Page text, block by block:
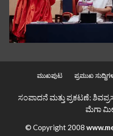
ಮುಖಪುಟ ಪ್ರಮುಖ
ಸಂಪಾದನೆ ಮತ್ತು ಪ್ರಕಟಣೆ:
ಮೆಗಾ
© Copyright 2008